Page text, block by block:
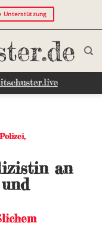
Unterstützung
Polizei,
an